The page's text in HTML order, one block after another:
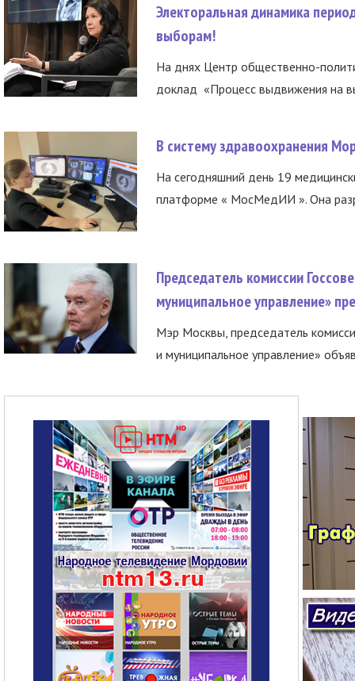
Электоральная динамика
выборам!
На днях Центр общественно-
доклад «Процесс выдвижения на
В систему здравоохранения
На сегодняшний день 19
платформе « МосМедИИ ». Она
Председатель комиссии
муниципальное управление»
Мэр Москвы, председатель
и муниципальное управление»